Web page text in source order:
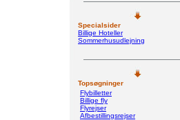
Specialsider
Billige Hoteller
Sommerhusudlejning
Topsøgninger
Flybilletter
Billige fly
Flyrejser
Afbestillingsrejser